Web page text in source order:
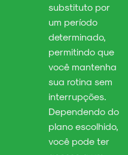
substituto por
um período
determinado,
permitindo que
você mantenha
sua rotina sem
interrupções.
Dependendo do
plano escolhido,
você pode ter